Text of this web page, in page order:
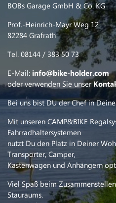
BOBs Garage GmbH & Co. KG
Prof.-Heinrich-Mayr Weg 12
82284 Grafrath
Tel. 08144 / 383 50 73
E-Mail: info@bike-holder.com
oder verwenden Sie unser
Bei uns bist DU der Chef in
Mit unseren CAMP&BIKE
Fahrradhaltersystemen
nutzt Du den Platz in Deiner
Transporter, Camper,
Kastenwagen und Anhängern
Viel Spaß beim
Stauraums.